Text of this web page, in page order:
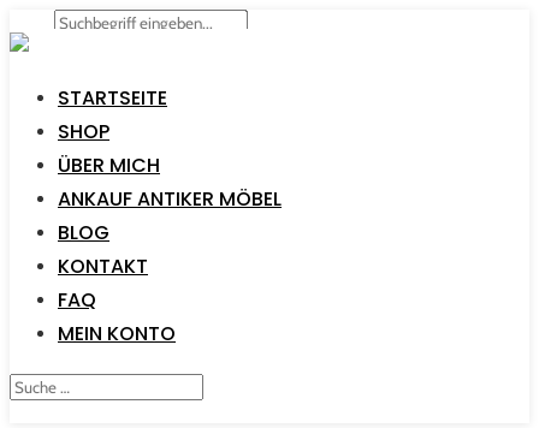
STARTSEITE
SHOP
ÜBER MICH
ANKAUF ANTIKER MÖBEL
BLOG
KONTAKT
FAQ
MEIN KONTO